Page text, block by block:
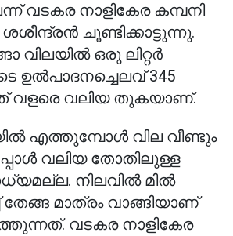
വടകര നാളികേര കമ്പനി
ചൂണ്ടിക്കാട്ടുന്നു.
വിലയിൽ ഒരു ലിറ്റർ
ഉൽപാദനച്ചെലവ് 345
വളരെ വലിയ തുകയാണ്.
എത്തുമ്പോൾ വില വീണ്ടും
വലിയ തോതിലുള്ള
നിലവിൽ മിൽ
മാത്രം വാങ്ങിയാണ്
വടകര നാളികേര